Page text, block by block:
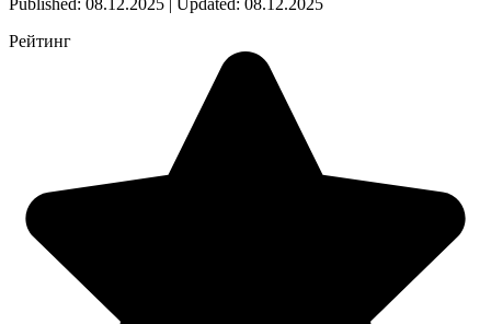
Рейтинг